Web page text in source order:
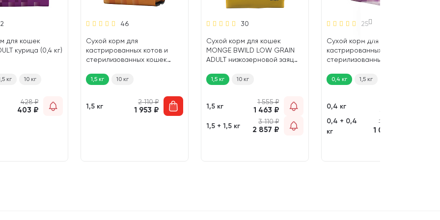
2
для кошек
курица (0,4 кг)
кг 10 кг
428₽
403 ₽
46
Сухой корм для
кастрированных котов и
стерилизованных кошек
MONOPROTEIN STERILISED
монобелковый утка (1,5 кг)
1,5 кг 10 кг
1,5 кг
2 110₽
1 953 ₽
30
Сухой корм для кошек
MONGE BWILD LOW GRAIN
ADULT низкозерновой заяц
1,5 кг 10 кг
1,5 кг
1 555₽
1 463 ₽
1,5 + 1,5 кг
3 110₽
2 857 ₽
25
Сухой корм для
кастрированных котов и
стерилизованных кошек
(0,4 кг)
0,4 кг 1,5 кг
0,4 кг
0,4 + 0,4
кг
1 150
1 038